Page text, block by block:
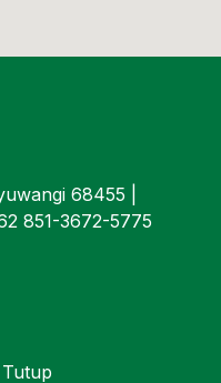
68455 |
851-3672-5775